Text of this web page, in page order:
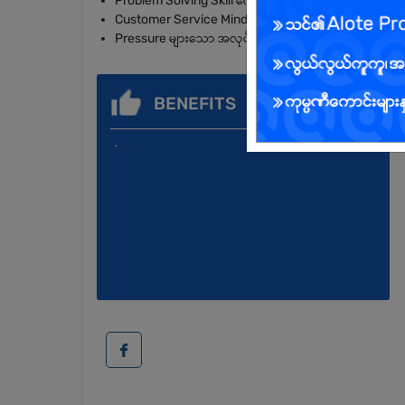
Customer Service Minded ဖြစ်ရမည်
Pressure များသော အလုပ်ပတ်ဝန်းကျင်တွင် လုပ်ကိုင်နိုင်
BENEFITS
.